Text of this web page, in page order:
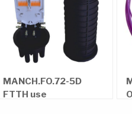
MANCH.FO.72-5D
FTTH use